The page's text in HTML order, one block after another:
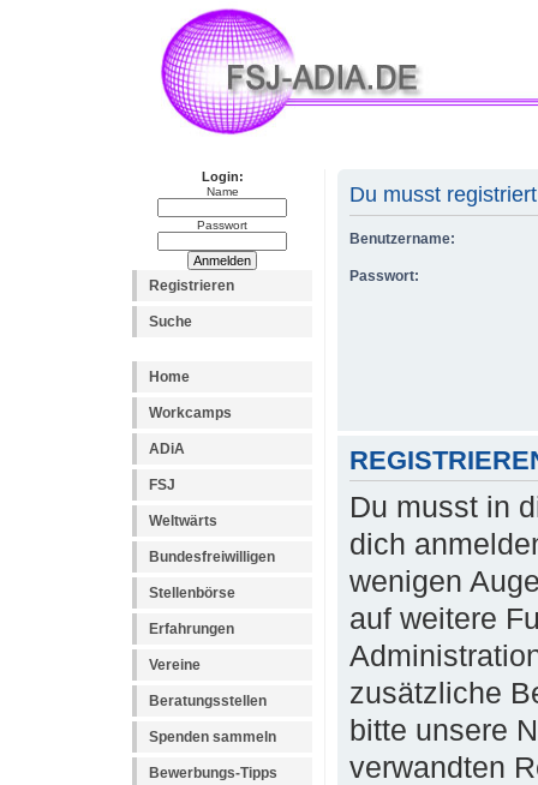
Login:
Name
Passwort
Registrieren
Suche
Home
Workcamps
ADiA
FSJ
Weltwärts
Bundesfreiwilligen
Stellenbörse
Erfahrungen
Vereine
Beratungsstellen
Spenden sammeln
Bewerbungs-Tipps
Du musst
Benutzername:
Passwort:
Du musst in
dich
wenigen
auf weitere
zusätzliche
bitte unsere
verwandten